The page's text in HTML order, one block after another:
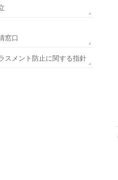
窓口
スメント防止に関する指針